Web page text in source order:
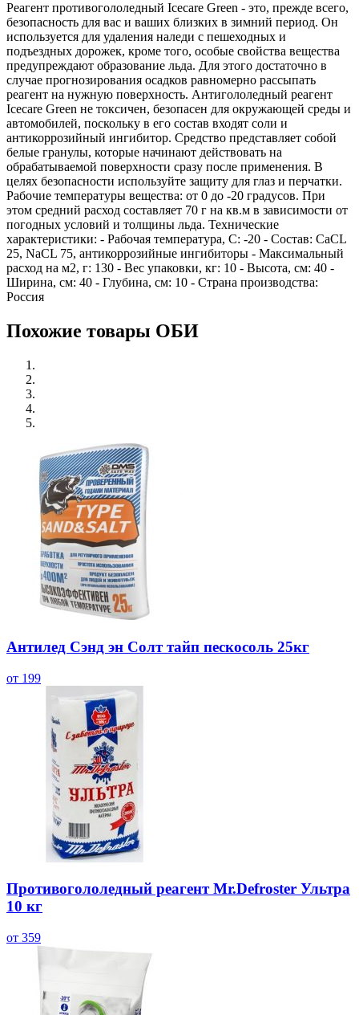
Реагент противогололедный Icecare Green - это, прежде всего,
безопасность для вас и ваших близких в зимний период. Он
используется для удаления наледи с пешеходных и
подъездных дорожек, кроме того, особые свойства вещества
предупреждают образование льда. Для этого достаточно в
случае прогнозирования осадков равномерно рассыпать
реагент на нужную поверхность. Антигололедный реагент
Icecare Green не токсичен, безопасен для окружающей среды и
автомобилей, поскольку в его состав входят соли и
антикоррозийный ингибитор. Средство представляет собой
белые гранулы, которые начинают действовать на
обрабатываемой поверхности сразу после применения. В
целях безопасности используйте защиту для глаз и перчатки.
Рабочие температуры вещества: от 0 до -20 градусов. При
этом средний расход составляет 70 г на кв.м в зависимости от
погодных условий и толщины льда. Технические
характеристики: - Рабочая температура, С: -20 - Состав: CaCL
25, NaCL 75, антикоррозийные ингибиторы - Максимальный
расход на м2, г: 130 - Вес упаковки, кг: 10 - Высота, см: 40 -
Ширина, см: 40 - Глубина, см: 10 - Страна производства:
Россия
Похожие товары ОБИ
Антилед Сэнд эн Солт тайп пескосоль 25кг
от 199
Противогололедный реагент Mr.Defroster Ультра
10 кг
от 359